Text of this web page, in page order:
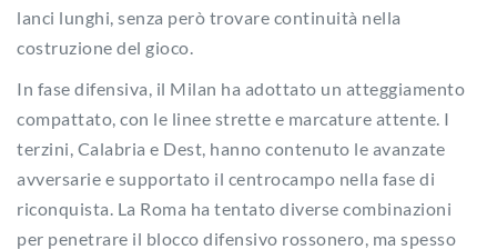
lanci lunghi, senza però trovare continuità nella
costruzione del gioco.
In fase difensiva, il Milan ha adottato un atteggiamento
compattato, con le linee strette e marcature attente. I
terzini, Calabria e Dest, hanno contenuto le avanzate
avversarie e supportato il centrocampo nella fase di
riconquista. La Roma ha tentato diverse combinazioni
per penetrare il blocco difensivo rossonero, ma spesso